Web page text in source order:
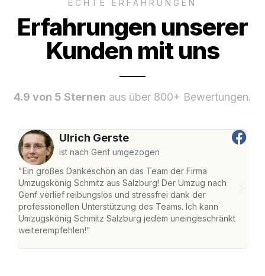
ECHTE ERFAHRUNGEN
Erfahrungen unserer
Kunden mit uns
4.9 von 5 Sternen aus über 800+ Bewertungen.
Ulrich Gerste
ist nach Genf umgezogen
"Ein großes Dankeschön an das Team der Firma
Umzugskönig Schmitz aus Salzburg! Der Umzug nach
Genf verlief reibungslos und stressfrei dank der
professionellen Unterstützung des Teams. Ich kann
Umzugskönig Schmitz Salzburg jedem uneingeschränkt
weiterempfehlen!"